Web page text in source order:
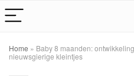
Home » Baby 8 maanden:
nieuwsgierige kleintjes